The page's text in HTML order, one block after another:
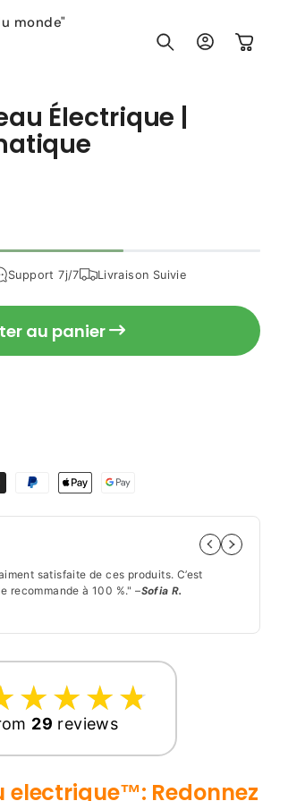
monde"
ConnexionPanier
Électrique |
€
Support 7j/7 Livraison Suivie
au panier
satisfaite de ces produits. C’est
recommande à 100 %." –Sofia R.
☆
★☆
★☆
★☆
★
29 reviews
electrique™: Redonnez